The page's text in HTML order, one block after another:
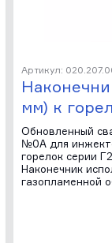
Артикул:
мм) к
Обновленный
№0А для
горелок серии
Наконечник
газопламенной